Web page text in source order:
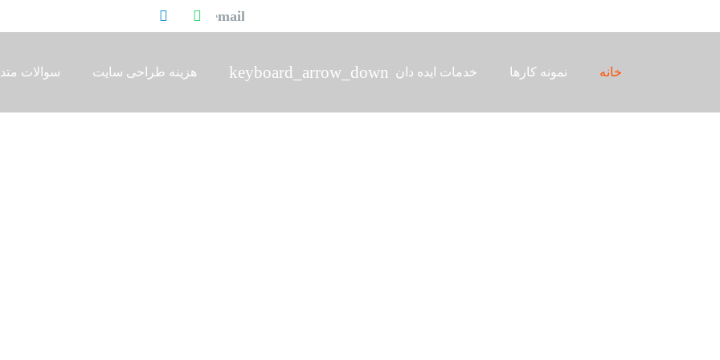
خانه نمونه کارها خدمات ایده دان هزینه طراحی سایت سوالات